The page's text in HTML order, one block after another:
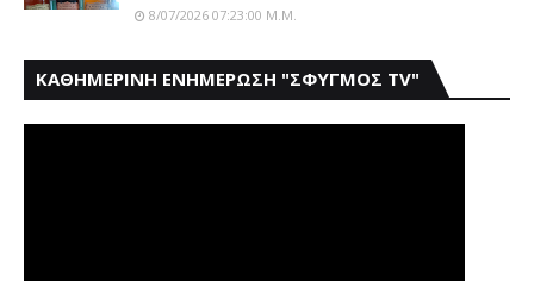
8/07/2026 07:23:00 Μ.μ.
ΚΑΘΗΜΕΡΙΝΗ ΕΝΗΜΕΡΩΣΗ "ΣΦΥΓΜΟΣ TV"